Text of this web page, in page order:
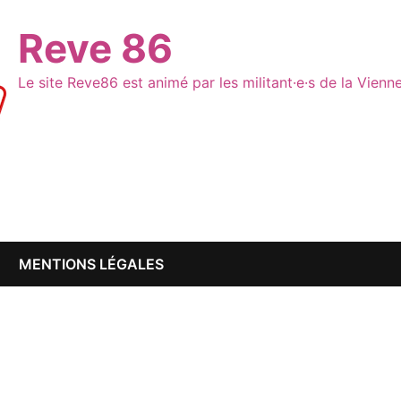
Reve 86
Le site Reve86 est animé par les militant·e·s de la
MENTIONS LÉGALES